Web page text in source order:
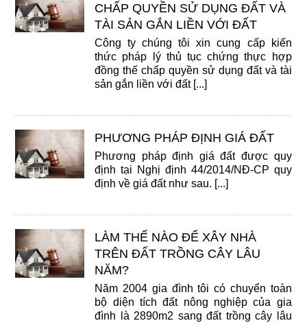
CHẤP QUYỀN SỬ DỤNG ĐẤT VÀ
TÀI SẢN GẮN LIỀN VỚI ĐẤT
Công ty chúng tôi xin cung cấp kiến
thức pháp lý thủ tục chứng thực hợp
đồng thế chấp quyền sử dụng đất và tài
sản gắn liền với đất [...]
PHƯƠNG PHÁP ĐỊNH GIÁ ĐẤT
Phương pháp định giá đất được quy
định tại Nghị định 44/2014/NĐ-CP quy
định về giá đất như sau. [...]
LÀM THẾ NÀO ĐỂ XÂY NHÀ
TRÊN ĐẤT TRỒNG CÂY LÂU
NĂM?
Năm 2004 gia đình tôi có chuyển toàn
bộ diện tích đất nông nghiệp của gia
đình là 2890m2 sang đất trồng cây lâu